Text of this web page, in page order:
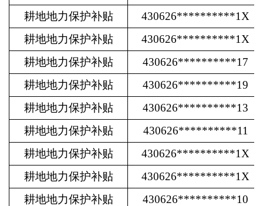
耕地地力保护补贴
430626**********1X
耕地地力保护补贴
430626**********1X
耕地地力保护补贴
430626**********17
耕地地力保护补贴
430626**********19
耕地地力保护补贴
430626**********13
耕地地力保护补贴
430626**********11
耕地地力保护补贴
430626**********1X
耕地地力保护补贴
430626**********1X
耕地地力保护补贴
430626**********10